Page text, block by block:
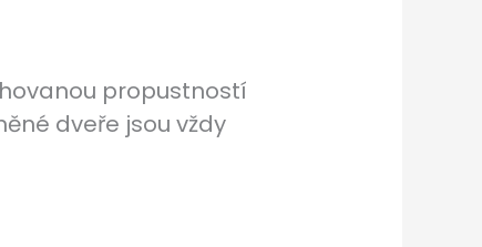
propustností
dveře jsou vždy